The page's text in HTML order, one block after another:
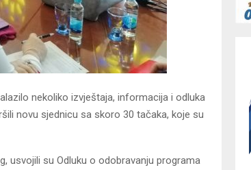
nekoliko izvještaja, informacija i odluka
novu sjednicu sa skoro 30 tačaka, koje su
usvojili su Odluku o odobravanju programa